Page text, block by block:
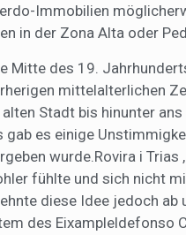
Immobilien
in der Zona Alta oder
Mitte des 19.
mittelalterlichen
Stadt bis hinunter
es einige
wurde.Rovira i
fühlte und sich nicht
diese Idee jedoch ab
des Eixampleldefonso